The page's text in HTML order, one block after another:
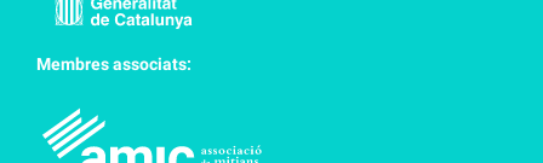
Membres associats: